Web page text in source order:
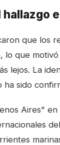
que los
que
lejos. La
sido
Aires"